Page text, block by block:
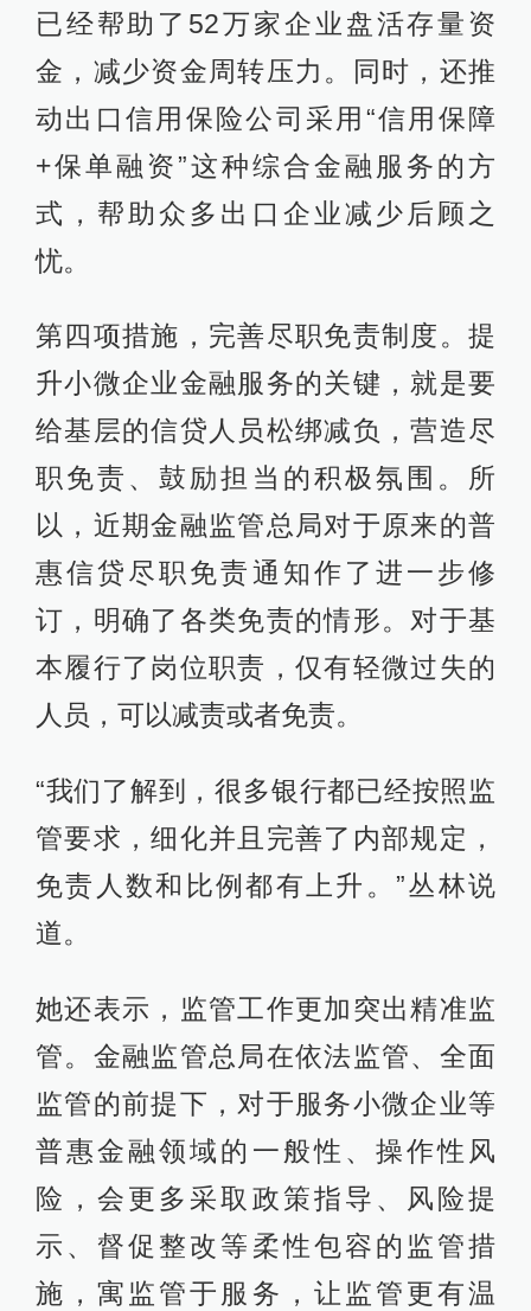
已经帮助了52万家企业盘活存量资
金，减少资金周转压力。同时，还推
动出口信用保险公司采用“信用保障
+保单融资”这种综合金融服务的方
式，帮助众多出口企业减少后顾之
忧。
第四项措施，完善尽职免责制度。提
升小微企业金融服务的关键，就是要
给基层的信贷人员松绑减负，营造尽
职免责、鼓励担当的积极氛围。所
以，近期金融监管总局对于原来的普
惠信贷尽职免责通知作了进一步修
订，明确了各类免责的情形。对于基
本履行了岗位职责，仅有轻微过失的
人员，可以减责或者免责。
“我们了解到，很多银行都已经按照监
管要求，细化并且完善了内部规定，
免责人数和比例都有上升。”丛林说
道。
她还表示，监管工作更加突出精准监
管。金融监管总局在依法监管、全面
监管的前提下，对于服务小微企业等
普惠金融领域的一般性、操作性风
险，会更多采取政策指导、风险提
示、督促整改等柔性包容的监管措
施，寓监管于服务，让监管更有温